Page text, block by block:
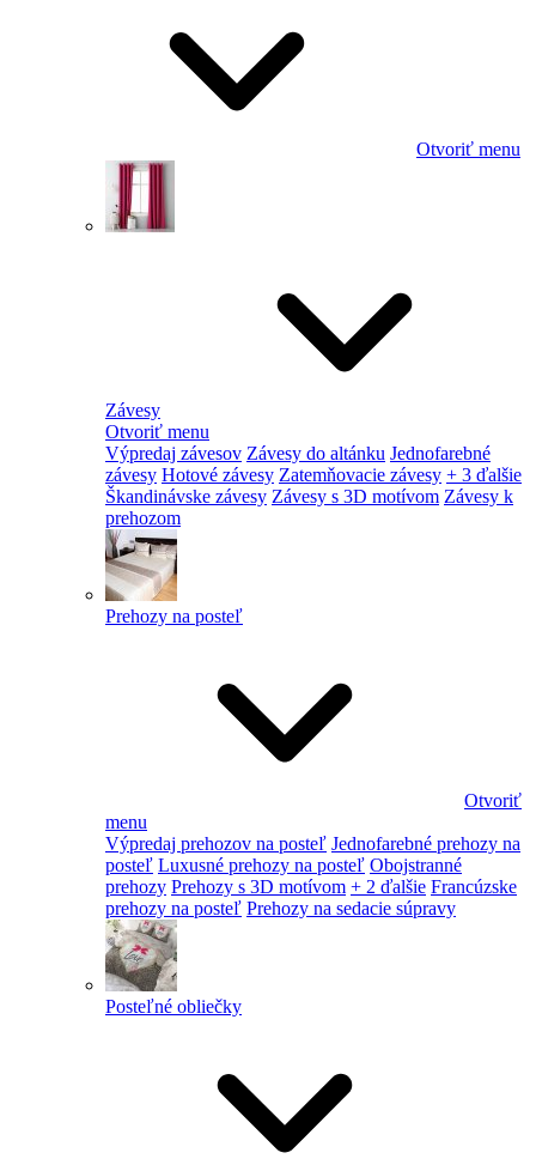
Otvoriť menu
Závesy
Otvoriť menu
Výpredaj závesov Závesy do altánku Jednofarebné
závesy Hotové závesy Zatemňovacie závesy + 3 ďalšie
Škandinávske závesy Závesy s 3D motívom Závesy k
prehozom
Prehozy na posteľ
Otvoriť
menu
Výpredaj prehozov na posteľ Jednofarebné prehozy na
posteľ Luxusné prehozy na posteľ Obojstranné
prehozy Prehozy s 3D motívom + 2 ďalšie Francúzske
prehozy na posteľ Prehozy na sedacie súpravy
Posteľné obliečky